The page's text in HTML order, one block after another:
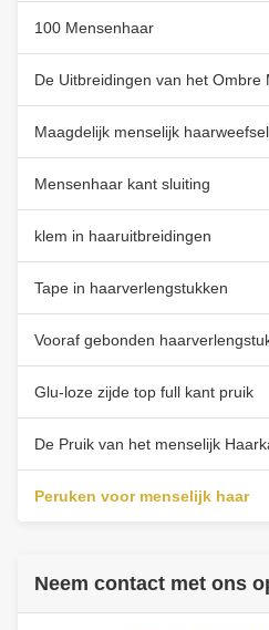
100 Mensenhaar
De Uitbreidingen van het Ombre
Maagdelijk menselijk haarweefsel
Mensenhaar kant sluiting
klem in haaruitbreidingen
Tape in haarverlengstukken
Vooraf gebonden
Glu-loze zijde top full kant pruik
De Pruik van het menselijk
Peruken voor menselijk haar
Neem contact met ons